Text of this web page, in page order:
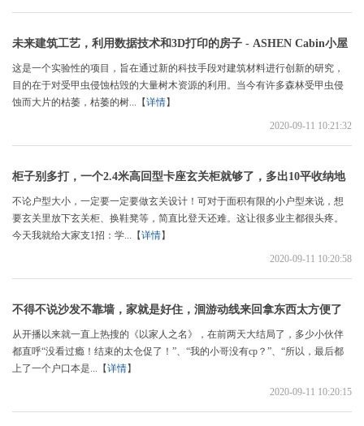
未来建筑工艺，利用数据技术和3D打印的房子 - ASHEN Cabin小屋
这是一个实验性的项目，旨在通过新的科技手段对建筑材料进行创新的研究，
目的在于对受甲虫侵蚀枯毁的大量树木资源的利用。当今有许多森林受甲虫侵
蚀而大片的枯萎，枯萎的树...【详情】
2020-09-11 10:21:32
柜子别多打，一个2.4米高回型卡座玄关柜就够了，多出10平收纳地
不论户型大小，一定要一定要做玄关设计！可对于面积有限的小户型来说，想
要玄关里放下玄关柜、换鞋凳等，简直比登天还难。这让很多业主都很头疼。
今天我就给大家支1招：学...【详情】
2020-09-11 10:20:58
不得不说沙发不靠墙，家就是好住，洄游动线来回拿东西太方便了
从开播以来就一直上热搜的《以家人之名》，在前两天大结局了，多少小伙伴
都直呼“没看过瘾！结束的太仓促了！”、“我的小哥没有cp？”、“所以，最后都
上了一个户口本是...【详情】
2020-09-11 10:20:15